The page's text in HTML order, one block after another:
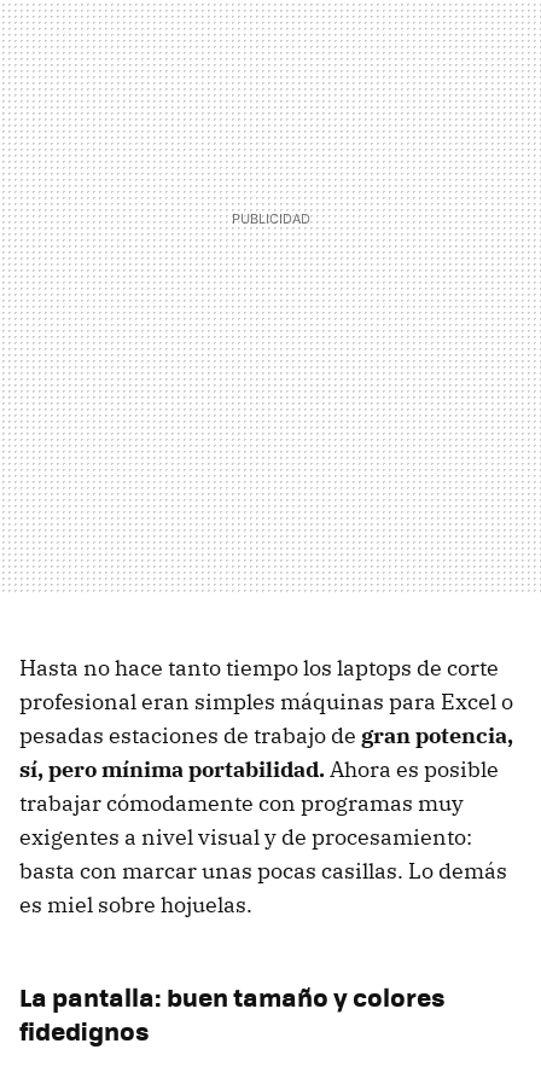
Hasta no hace tanto tiempo los laptops de corte
profesional eran simples máquinas para Excel o
pesadas estaciones de trabajo de gran potencia,
sí, pero mínima portabilidad.Ahora es posible
trabajar cómodamente con programas muy
exigentes a nivel visual y de procesamiento:
basta con marcar unas pocas casillas. Lo demás
es miel sobre hojuelas.
La pantalla: buen tamaño y colores
fidedignos